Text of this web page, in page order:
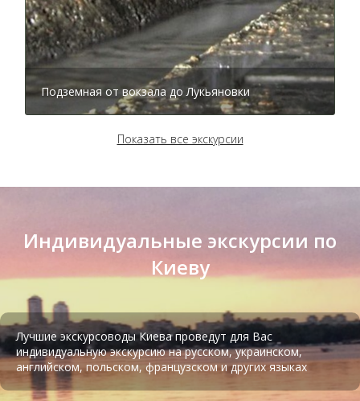
Подземная от вокзала до Лукьяновки
Тир лазерный Киев
Показать все экскурсии
Индивидуальные экскурсии по
Киеву
Лучшие экскурсоводы Киева проведут для Вас
индивидуальную экскурсию на русском, украинском,
английском, польском, французском и других языках